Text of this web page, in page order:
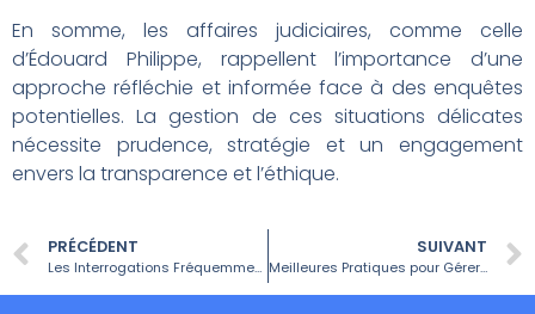
En somme, les affaires judiciaires, comme celle
d’Édouard Philippe, rappellent l’importance d’une
approche réfléchie et informée face à des enquêtes
potentielles. La gestion de ces situations délicates
nécessite prudence, stratégie et un engagement
envers la transparence et l’éthique.
PRÉCÉDENT
Les Interrogations Fréquemment Posées sur la Politique Climatique Allemande
SUIVANT
Meilleures Pratiques pour Gérer une Enquête Judiciaire Locale